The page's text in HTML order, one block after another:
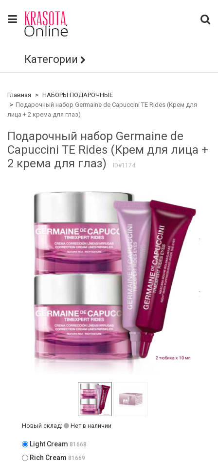
Категории
Главная
НАБОРЫ ПОДАРОЧНЫЕ
Подарочный набор Germaine de Capuccini TE Rides (Крем для
лица + 2 крема для глаз)
Подарочный набор Germaine de
Capuccini TE Rides (Крем для лица +
2 крема для глаз)
ID#1174
Новый склад: Нет в наличии
Light Cream 81668
Rich Cream 81669